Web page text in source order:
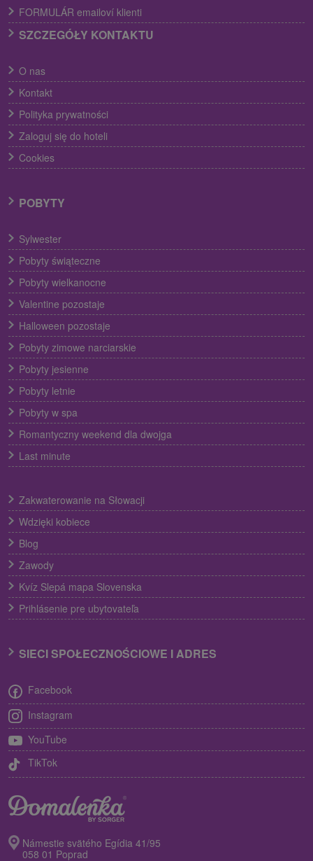
FORMULÁR emailoví klienti
SZCZEGÓŁY KONTAKTU
O nas
Kontakt
Polityka prywatności
Zaloguj się do hoteli
Cookies
POBYTY
Sylwester
Pobyty świąteczne
Pobyty wielkanocne
Valentine pozostaje
Halloween pozostaje
Pobyty zimowe narciarskie
Pobyty jesienne
Pobyty letnie
Pobyty w spa
Romantyczny weekend dla dwojga
Last minute
Zakwaterowanie na Słowacji
Wdzięki kobiece
Blog
Zawody
Kvíz Slepá mapa Slovenska
Prihlásenie pre ubytovateľa
SIECI SPOŁECZNOŚCIOWE I ADRES
Facebook
Instagram
YouTube
TikTok
Námestie svätého Egídia 41/95
058 01 Poprad